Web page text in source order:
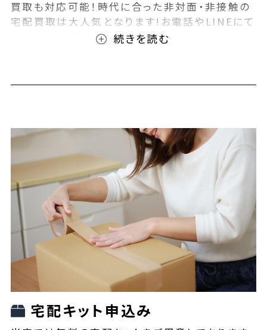
買取も対応可能！時代に合った非対面・非接触の
宅配買取は大人気となります!お電話やLINEにて
事前査定が可能となっております！また無料の宅
宅配キット申込み